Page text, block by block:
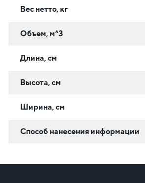
Вес нетто, кг
Объем, м^3
Длина, см
Высота, см
Ширина, см
Способ нанесения информации